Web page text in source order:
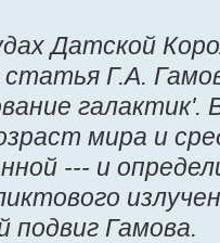
Датской
статья Г.А.
мира и
--- и
подвиг Гамова.